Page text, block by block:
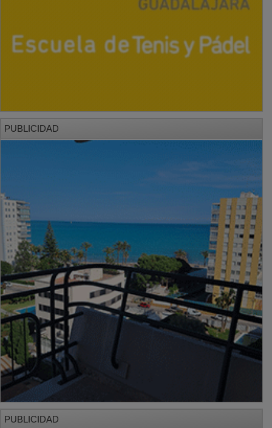
PUBLICIDAD
PUBLICIDAD